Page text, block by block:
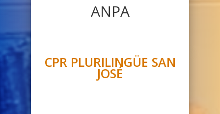
ANPA
CPR PLURILINGÜE SAN
JOSÉ